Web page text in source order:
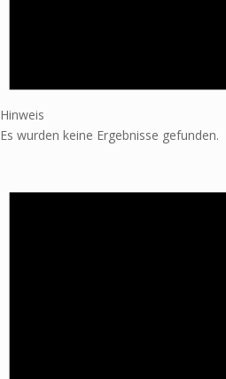
Hinweis
Es wurden keine Ergebnisse gefunden.